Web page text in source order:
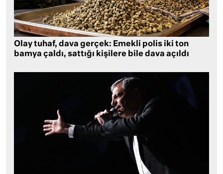
Olay tuhaf, dava gerçek: Emekli polis iki ton
bamya çaldı, sattığı kişilere bile dava açıldı